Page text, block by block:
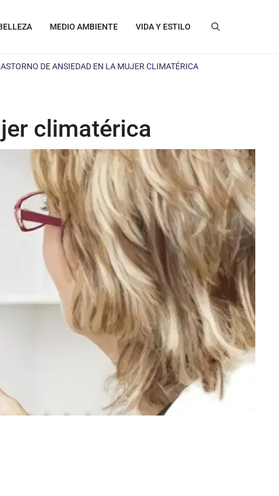
MEDIO AMBIENTE VIDA Y ESTILO
DE ANSIEDAD EN LA MUJER CLIMATÉRICA
climatérica